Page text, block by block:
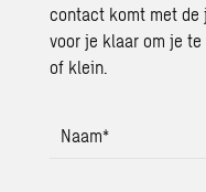
contact komt met de
voor je klaar om je
of klein.
Naam*